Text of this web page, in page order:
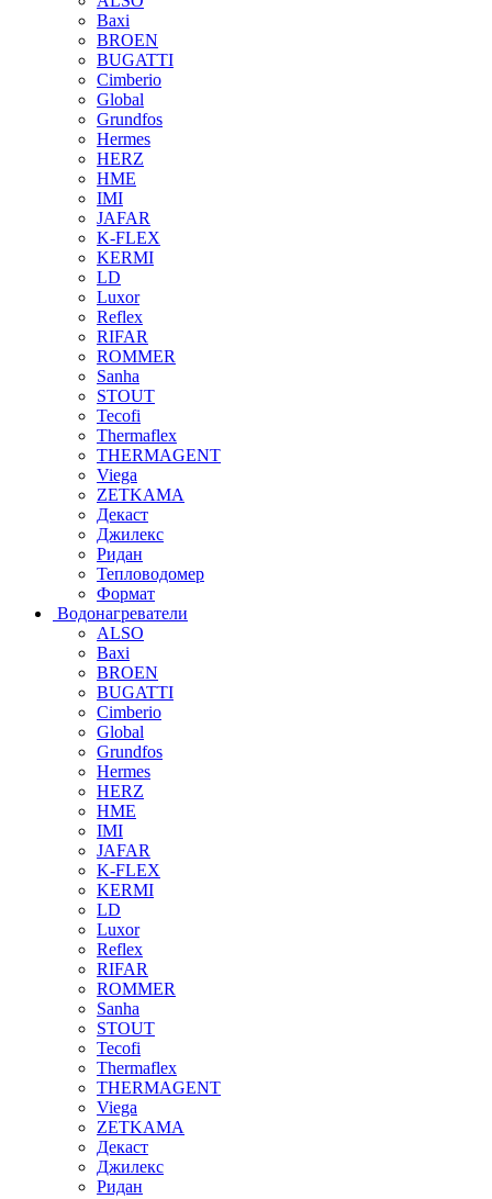
Baxi
BROEN
BUGATTI
Cimberio
Global
Grundfos
Hermes
HERZ
HME
IMI
JAFAR
K-FLEX
KERMI
LD
Luxor
Reflex
RIFAR
ROMMER
Sanha
STOUT
Tecofi
Thermaflex
THERMAGENT
Viega
ZETKAMA
Декаст
Джилекс
Ридан
Тепловодомер
Формат
Водонагреватели
ALSO
Baxi
BROEN
BUGATTI
Cimberio
Global
Grundfos
Hermes
HERZ
HME
IMI
JAFAR
K-FLEX
KERMI
LD
Luxor
Reflex
RIFAR
ROMMER
Sanha
STOUT
Tecofi
Thermaflex
THERMAGENT
Viega
ZETKAMA
Декаст
Джилекс
Ридан